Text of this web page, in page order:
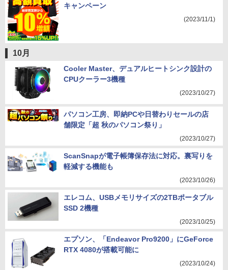
キャンペーン
(2023/11/1)
10月
Cooler Master、デュアルヒートシンク設計の
CPUクーラー3機種
(2023/10/27)
パソコン工房、即納PCや日替わりセールの店
舗限定「超 秋のパソコン祭り」
(2023/10/27)
ScanSnapが電子帳簿保存法に対応。裏写りを
軽減する機能も
(2023/10/26)
エレコム、USBメモリサイズの2TBポータブル
SSD 2機種
(2023/10/25)
エプソン、「Endeavor Pro9200」にGeForce
RTX 4080が搭載可能に
(2023/10/24)